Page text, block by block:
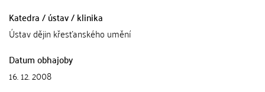
Katedra / ústav / klinika
Ústav dějin křesťanského umění
Datum obhajoby
16. 12. 2008